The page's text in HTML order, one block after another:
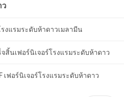
ว
งแรมระดับห้าดาวเมลามีน
จสิ้นเฟอร์นิเจอร์โรงแรมระดับห้าดาว
เฟอร์นิเจอร์โรงแรมระดับห้าดาว